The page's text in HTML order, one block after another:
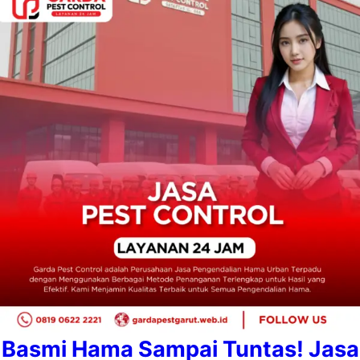
Basmi Hama Sampai Tuntas! Jasa